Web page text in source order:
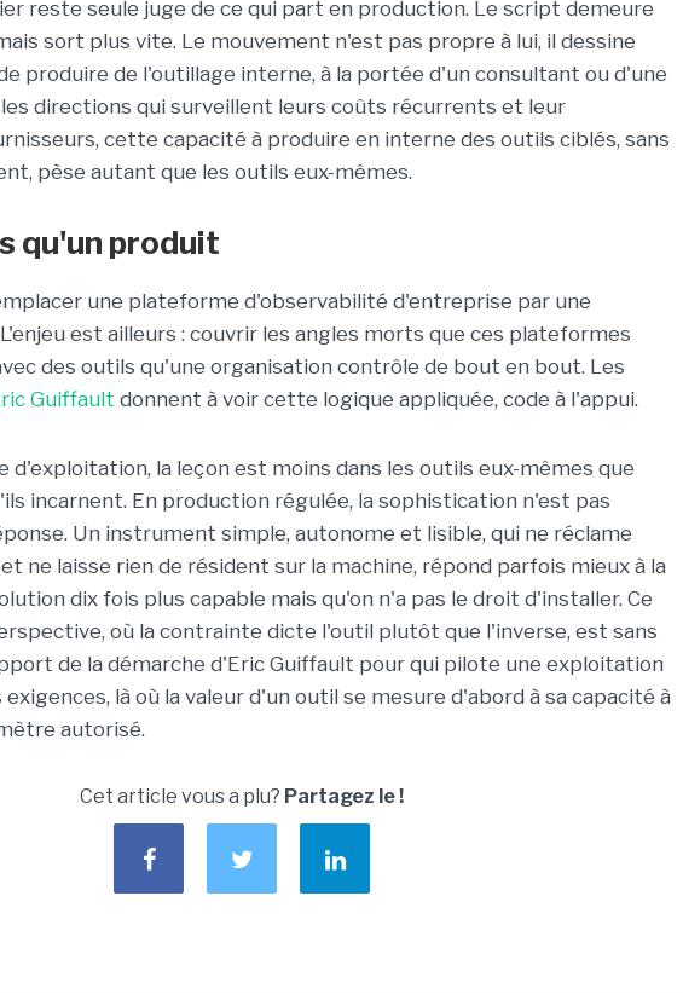
reste seule juge de ce qui part en production. Le script demeure
sort plus vite. Le mouvement n'est pas propre à lui, il dessine
produire de l'outillage interne, à la portée d'un consultant ou d'une
directions qui surveillent leurs coûts récurrents et leur
cette capacité à produire en interne des outils ciblés, sans
pèse autant que les outils eux-mêmes.
qu'un produit
une plateforme d'observabilité d'entreprise par une
est ailleurs : couvrir les angles morts que ces plateformes
des outils qu'une organisation contrôle de bout en bout. Les
Guiffault donnent à voir cette logique appliquée, code à l'appui.
d'exploitation, la leçon est moins dans les outils eux-mêmes que
incarnent. En production régulée, la sophistication n'est pas
Un instrument simple, autonome et lisible, qui ne réclame
ne laisse rien de résident sur la machine, répond parfois mieux à la
dix fois plus capable mais qu'on n'a pas le droit d'installer. Ce
où la contrainte dicte l'outil plutôt que l'inverse, est sans
de la démarche d'Eric Guiffault pour qui pilote une exploitation
là où la valeur d'un outil se mesure d'abord à sa capacité à
autorisé.
Cet article vous a plu? Partagez le !